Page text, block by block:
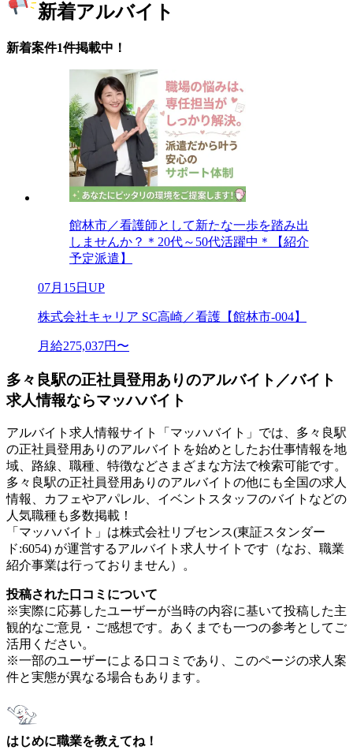
新着アルバイト
新着案件1件掲載中！
館林市／看護師として新たな一歩を踏み出
しませんか？＊20代～50代活躍中＊【紹介
予定派遣】
07月15日UP
株式会社キャリア SC高崎／看護【館林市-004】
月給275,037円〜
多々良駅の正社員登用ありのアルバイト／バイト
求人情報ならマッハバイト
アルバイト求人情報サイト「マッハバイト」では、多々良駅
の正社員登用ありのアルバイトを始めとしたお仕事情報を地
域、路線、職種、特徴などさまざまな方法で検索可能です。
多々良駅の正社員登用ありのアルバイトの他にも全国の求人
情報、カフェやアパレル、イベントスタッフのバイトなどの
人気職種も多数掲載！
「マッハバイト」は株式会社リブセンス(東証スタンダー
ド:6054) が運営するアルバイト求人サイトです（なお、職業
紹介事業は行っておりません）。
投稿された口コミについて
※実際に応募したユーザーが当時の内容に基いて投稿した主
観的なご意見・ご感想です。あくまでも一つの参考としてご
活用ください。
※一部のユーザーによる口コミであり、このページの求人案
件と実態が異なる場合もあります。
はじめに職業を教えてね！